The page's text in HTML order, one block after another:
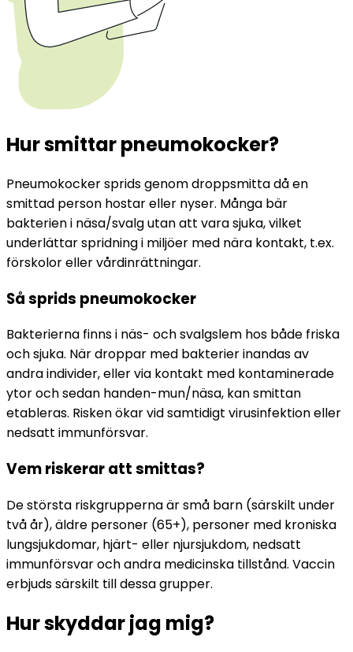
Hur smittar pneumokocker?
Pneumokocker sprids genom droppsmitta då en
smittad person hostar eller nyser. Många bär
bakterien i näsa/svalg utan att vara sjuka, vilket
underlättar spridning i miljöer med nära kontakt, t.ex.
förskolor eller vårdinrättningar.
Så sprids pneumokocker
Bakterierna finns i näs- och svalgslem hos både friska
och sjuka. När droppar med bakterier inandas av
andra individer, eller via kontakt med kontaminerade
ytor och sedan handen-mun/näsa, kan smittan
etableras. Risken ökar vid samtidigt virusinfektion eller
nedsatt immunförsvar.
Vem riskerar att smittas?
De största riskgrupperna är små barn (särskilt under
två år), äldre personer (65+), personer med kroniska
lungsjukdomar, hjärt- eller njursjukdom, nedsatt
immunförsvar och andra medicinska tillstånd. Vaccin
erbjuds särskilt till dessa grupper.
Hur skyddar jag mig?